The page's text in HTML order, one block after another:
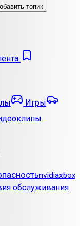
топик
Игры
nvidiaxbox
обслуживания